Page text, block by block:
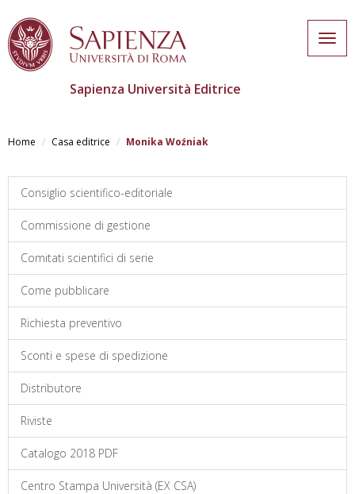
main
Sapienza Università Editrice
Home Casa editrice Monika Woźniak
Consiglio scientifico-editoriale
Commissione di gestione
Comitati scientifici di serie
Come pubblicare
Richiesta preventivo
Sconti e spese di spedizione
Distributore
Riviste
Catalogo 2018 PDF
Centro Stampa Università (EX CSA)